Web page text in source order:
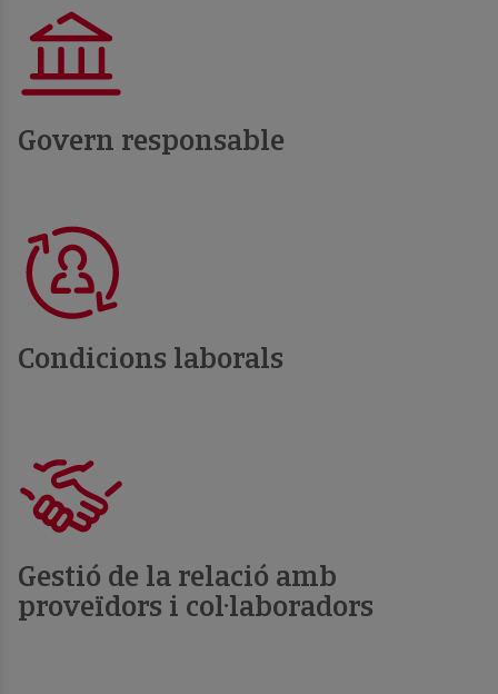
Govern responsable
Condicions laborals
Gestió de la relació amb
proveïdors i col·laboradors